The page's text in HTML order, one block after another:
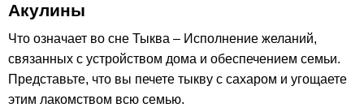
Акулины
Что означает во сне Тыква – Исполнение желаний,
связанных с устройством дома и обеспечением семьи.
Представьте, что вы печете тыкву с сахаром и угощаете
этим лакомством всю семью.